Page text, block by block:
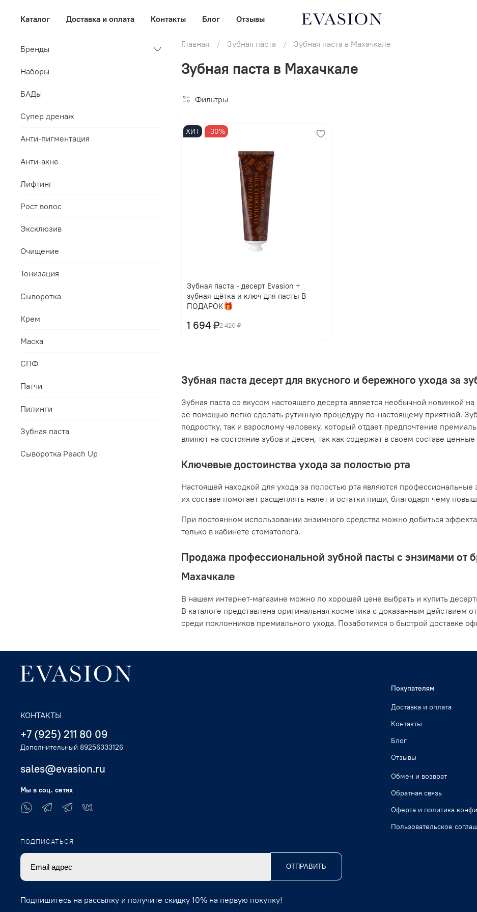
Каталог Доставка и оплата Контакты Блог Отзывы
Главная Зубная паста Зубная паста в Махачкале
Зубная паста в Махачкале
Фильтры
ХИТ -30%
Зубная паста - десерт Evasion +
зубная щётка и ключ для пасты В
ПОДАРОК🎁
2 420 ₽
1 694 ₽
В корзину
Зубная паста десерт для вкусного и бережного ухода за
Зубная паста со вкусом настоящего десерта является необычной новинкой
ее помощью легко сделать рутинную процедуру по-настоящему приятной.
подростку, так и взрослому человеку, который отдает предпочтение
влияют на состояние зубов и десен, так как содержат в своем составе
Ключевые достоинства ухода за полостью рта
Настоящей находкой для ухода за полостью рта являются
их составе помогает расщеплять налет и остатки пищи, благодаря чему
При постоянном использовании энзимного средства можно добиться
только в кабинете стоматолога.
Продажа профессиональной зубной пасты с энзимами от
Махачкале
В нашем интернет-магазине можно по хорошей цене выбрать и купить
В каталоге представлена оригинальная косметика с доказанным действием
среди поклонников премиального ухода. Позаботимся о быстрой доставке
Бренды
Наборы
БАДы
Супер дренаж
Анти-пигментация
Анти-акне
Лифтинг
Рост волос
Эксклюзив
Очищение
Тонизация
Сыворотка
Крем
Маска
СПФ
Патчи
Пилинги
Зубная паста
Сыворотка Peach Up
Покупателям
Доставка и оплата
Контакты
Блог
Отзывы
Обмен и возврат
Обратная связь
Оферта и политика
Пользовательское
КОНТАКТЫ
+7 (925) 211 80 09
Дополнительный 89256333126
sales@evasion.ru
Мы в соц. сетях
ПОДПИСАТЬСЯ
ОТПРАВИТЬ
Подпишитесь на рассылку и получите скидку 10% на первую покупку!